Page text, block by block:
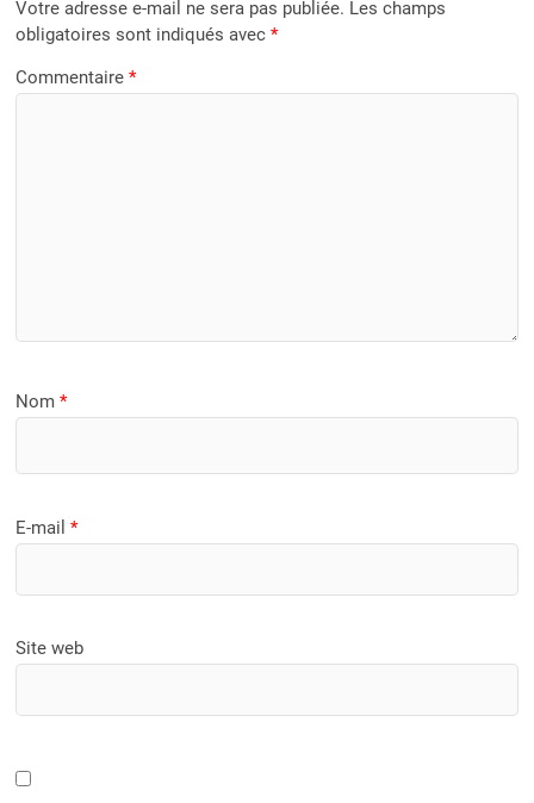
Votre adresse e-mail ne sera pas publiée. Les champs
obligatoires sont indiqués avec*
Commentaire*
Nom*
E-mail*
Site web